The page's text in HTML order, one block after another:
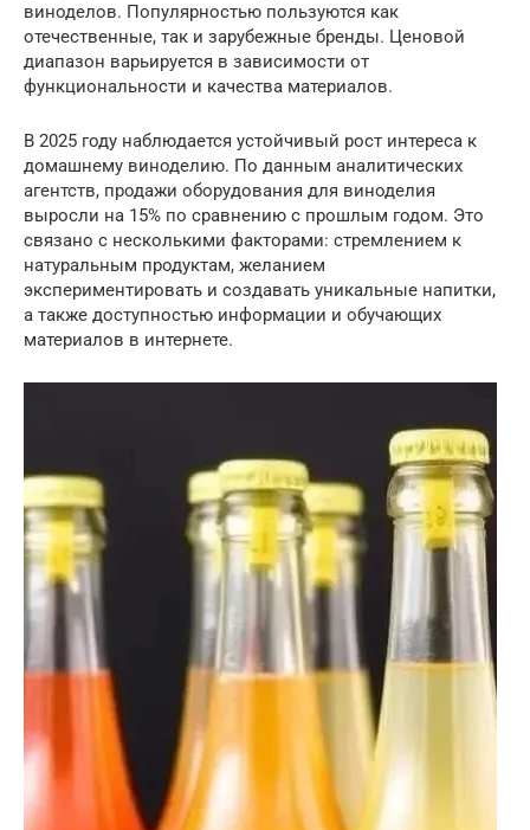
виноделов. Популярностью пользуются как
отечественные, так и зарубежные бренды. Ценовой
диапазон варьируется в зависимости от
функциональности и качества материалов.
В 2025 году наблюдается устойчивый рост интереса к
домашнему виноделию. По данным аналитических
агентств, продажи оборудования для виноделия
выросли на 15% по сравнению с прошлым годом. Это
связано с несколькими факторами: стремлением к
натуральным продуктам, желанием
экспериментировать и создавать уникальные напитки,
а также доступностью информации и обучающих
материалов в интернете.